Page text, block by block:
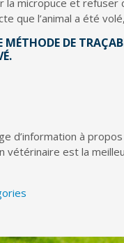
la micropuce et
que l’animal a été
MÉTHODE DE
d’information à
vétérinaire est la